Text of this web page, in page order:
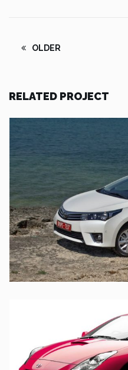
OLDER
RELATED PROJECT
UT